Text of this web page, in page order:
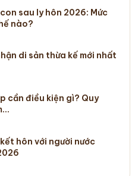
sau ly hôn 2026: Mức
nào?
di sản thừa kế mới nhất
cần điều kiện gì? Quy
hôn với người nước